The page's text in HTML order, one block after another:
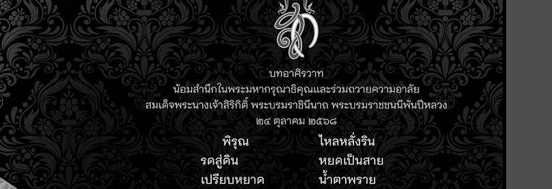
รรมการผลิตยั่งยืน ได้พูดถึง สถานะและปัญหาของอุตสาหกรรมไทยในปัจจุบัน การใช้
ย์นวัตกรรมการผลิตยั่งยืน (SMC) หน่วยงานที่จะช่วยยกระดับอุตสาหกรรมไทยไปสู่ 4.0
Testbed @EECI วังจันทร์ จ.ระยอง, Smart warehouse testbed, EV Motor
ทาง สำนักงานคณะกรรมการส่งเสริมการลงทุน(BOI) และเชิญชวนให้ร่วมสมัครเป็น
FOR MANUFACTURING เพื่อเพิ่มขีดความสามารถขององค์กร ตอบสนองต่อความ